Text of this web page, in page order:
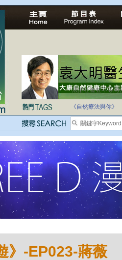
法治社會並不等同
《自然療法與你》
》-EP023-蔣薇